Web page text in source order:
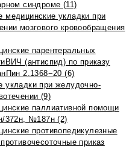
синдроме (11)
медицинские укладки при
мозгового кровообращения
парентеральных
(антиспид) по приказу
2.1368−20 (6)
укладки при желудочно-
(9)
паллиативной помощи
372н, №187н (2)
противопедикулезные
приказ